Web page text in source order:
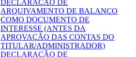
DECLARAÇÃO DE
ARQUIVAMENTO DE BALANÇO
COMO DOCUMENTO DE
INTERESSE (ANTES DA
APROVAÇÃO DAS CONTAS DO
TITULAR/ADMINISTRADOR)
DECLARAÇÃO DE